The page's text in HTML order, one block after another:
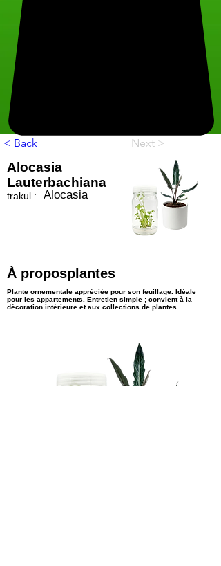
< Back Next >
Alocasia
Lauterbachiana
trakul : Alocasia
À proposplantes
Plante ornementale appréciée pour son feuillage. Idéale
pour les appartements. Entretien simple ; convient à la
décoration intérieure et aux collections de plantes.